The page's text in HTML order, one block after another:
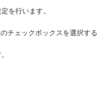
を行います。
チェックボックスを選択する